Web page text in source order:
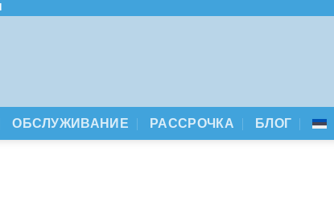
ОБСЛУЖИВАНИЕ РАССРОЧКА БЛОГ